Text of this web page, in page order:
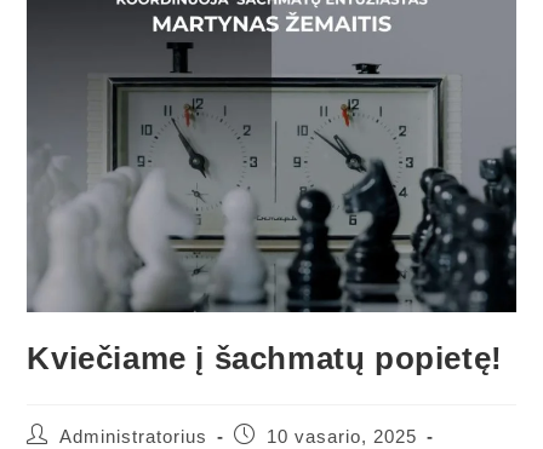
Kviečiame į šachmatų popietę!
Administratorius
10 vasario, 2025